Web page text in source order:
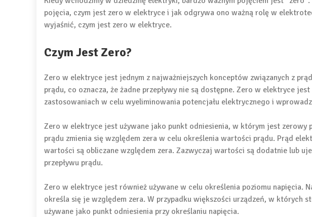
pojęcia, czym jest zero w elektryce i jak odgrywa ono ważną rolę w
wyjaśnić, czym jest zero w elektryce.
Czym Jest Zero?
Zero w elektryce jest jednym z najważniejszych konceptów związanych z
prądu, co oznacza, że ​​żadne przepływy nie są dostępne. Zero w elektryce
zastosowaniach w celu wyeliminowania potencjału elektrycznego i
Zero w elektryce jest używane jako punkt odniesienia, w którym jest zerowy
prądu zmienia się względem zera w celu określenia wartości prądu. Prąd
wartości są obliczane względem zera. Zazwyczaj wartości są dodatnie lub
przepływu prądu.
Zero w elektryce jest również używane w celu określenia poziomu napięcia.
określa się je względem zera. W przypadku większości urządzeń, w których
używane jako punkt odniesienia przy określaniu napięcia.